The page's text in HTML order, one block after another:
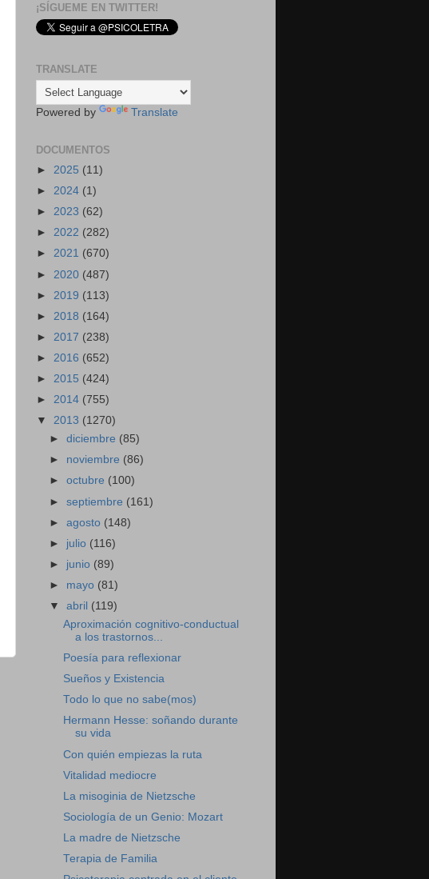
¡SÍGUEME EN TWITTER!
TRANSLATE
Powered by Translate
DOCUMENTOS
► 2025 (11)
► 2024 (1)
► 2023 (62)
► 2022 (282)
► 2021 (670)
► 2020 (487)
► 2019 (113)
► 2018 (164)
► 2017 (238)
► 2016 (652)
► 2015 (424)
► 2014 (755)
▼ 2013 (1270)
►diciembre (85)
► noviembre (86)
►octubre (100)
►septiembre (161)
►agosto (148)
► julio (116)
► junio (89)
► mayo (81)
▼abril (119)
Aproximación cognitivo-conductual
a los trastornos...
Poesía para reflexionar
Sueños y Existencia
Todo lo que no sabe(mos)
Hermann Hesse: soñando durante
su vida
Con quién empiezas la ruta
Vitalidad mediocre
La misoginia de Nietzsche
Sociología de un Genio: Mozart
La madre de Nietzsche
Terapia de Familia